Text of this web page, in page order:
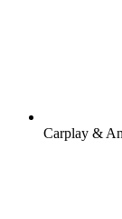
Carplay &